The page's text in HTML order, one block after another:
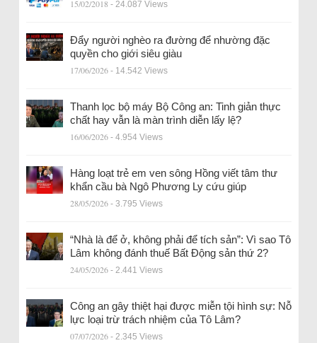
15/02/2018 - 24.087 Views
Đẩy người nghèo ra đường để nhường đặc
quyền cho giới siêu giàu
17/06/2026 - 14.542 Views
Thanh lọc bộ máy Bộ Công an: Tinh giản thực
chất hay vẫn là màn trình diễn lấy lệ?
16/06/2026 - 4.954 Views
Hàng loạt trẻ em ven sông Hồng viết tâm thư
khẩn cầu bà Ngô Phương Ly cứu giúp
28/05/2026 - 3.795 Views
“Nhà là để ở, không phải để tích sản”: Vì sao Tô
Lâm không đánh thuế Bất Động sản thứ 2?
24/05/2026 - 2.441 Views
Công an gây thiệt hại được miễn tội hình sự: Nỗ
lực loại trừ trách nhiệm của Tô Lâm?
07/07/2026 - 2.345 Views